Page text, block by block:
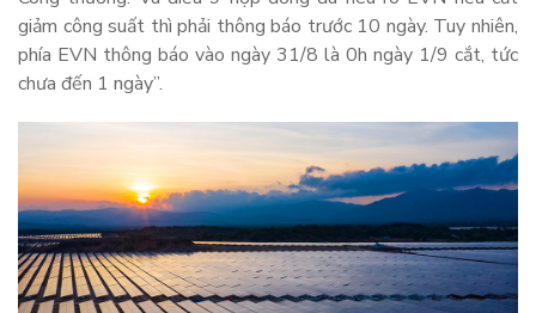
giảm công suất thì phải thông báo trước 10 ngày. Tuy nhiên,
phía EVN thông báo vào ngày 31/8 là 0h ngày 1/9 cắt, tức
chưa đến 1 ngày”.